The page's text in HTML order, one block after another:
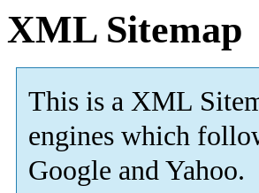
XML Sitemap
This is a XML
engines which
Google and Yahoo.